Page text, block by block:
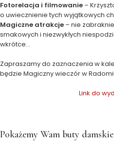
Fotorelacja i filmowanie –
o uwiecznienie tych wyjątkowych
Magiczne atrakcje – nie
smakowych i niezwykłych
wkrótce…
Zapraszamy do zaznaczenia w
będzie Magiczny wieczór w
Link do
Pokażemy Wam buty